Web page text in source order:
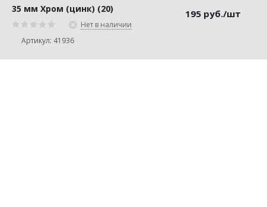
35 мм Хром (цинк) (20)
Нет в наличии
Артикул: 41936
195 руб./шт